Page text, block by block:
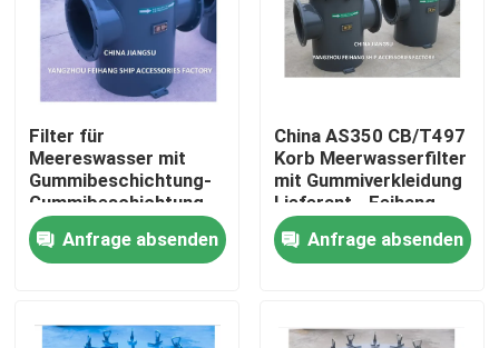
Startseite
Produkte
Filter für
Meereswasser mit
Gummibeschichtung-
Gummibeschichtung
Grobwasserfilter für
Kühlsystem für
Meereswasser AS350
Anfrage absenden
China AS350 CB/T497
Korb Meerwasserfilter
mit Gummiverkleidung
Lieferant - Feihang
Marine
Anfrage absenden